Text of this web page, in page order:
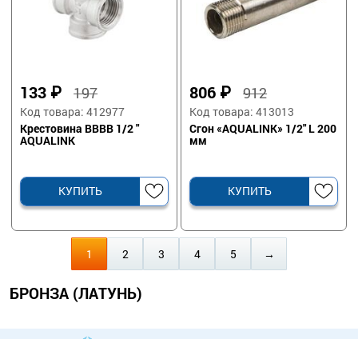
133 ₽197
Код товара: 412977
Крестовина ВВВВ 1/2 "
AQUALINK
КУПИТЬ
806 ₽912
Код товара: 413013
Сгон «AQUALINK» 1/2" L 200
мм
КУПИТЬ
1 2 3 4 5 →
БРОНЗА (ЛАТУНЬ)